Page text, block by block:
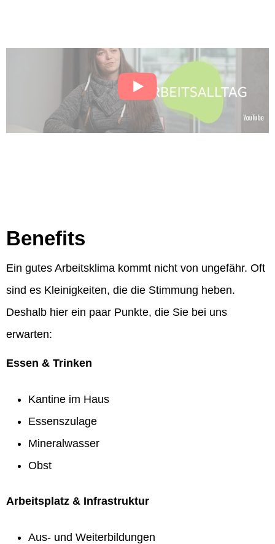
Benefits
Ein gutes Arbeitsklima kommt nicht von ungefähr. Oft
sind es Kleinigkeiten, die die Stimmung heben.
Deshalb hier ein paar Punkte, die Sie bei uns
erwarten:
Essen & Trinken
Kantine im Haus
Essenszulage
Mineralwasser
Obst
Arbeitsplatz & Infrastruktur
Aus- und Weiterbildungen